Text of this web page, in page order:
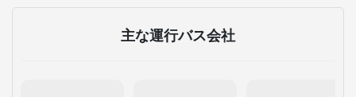
主な運行バス会社